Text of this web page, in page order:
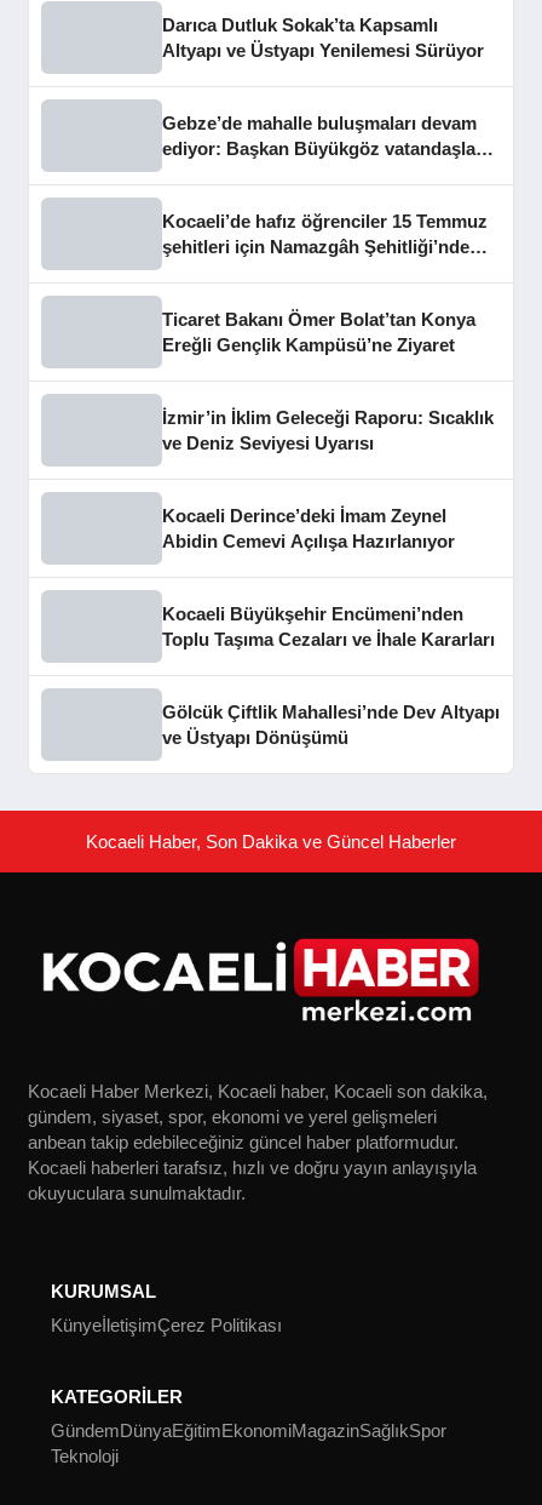
Darıca Dutluk Sokak’ta Kapsamlı
Altyapı ve Üstyapı Yenilemesi Sürüyor
Gebze’de mahalle buluşmaları devam
ediyor: Başkan Büyükgöz vatandaşları
Kocaeli’de hafız öğrenciler 15 Temmuz
şehitleri için Namazgâh Şehitliği’nde
Ticaret Bakanı Ömer Bolat’tan Konya
Ereğli Gençlik Kampüsü’ne Ziyaret
İzmir’in İklim Geleceği Raporu: Sıcaklık
ve Deniz Seviyesi Uyarısı
Kocaeli Derince’deki İmam Zeynel
Abidin Cemevi Açılışa Hazırlanıyor
Kocaeli Büyükşehir Encümeni’nden
Toplu Taşıma Cezaları ve İhale Kararları
Gölcük Çiftlik Mahallesi’nde Dev Altyapı
ve Üstyapı Dönüşümü
Kocaeli Haber, Son Dakika ve Güncel Haberler
Kocaeli Haber Merkezi, Kocaeli haber, Kocaeli son dakika,
gündem, siyaset, spor, ekonomi ve yerel gelişmeleri
anbean takip edebileceğiniz güncel haber platformudur.
Kocaeli haberleri tarafsız, hızlı ve doğru yayın anlayışıyla
okuyuculara sunulmaktadır.
KURUMSAL
KünyeİletişimÇerez Politikası
KATEGORİLER
GündemDünyaEğitimEkonomiMagazinSağlıkSpor
Teknoloji